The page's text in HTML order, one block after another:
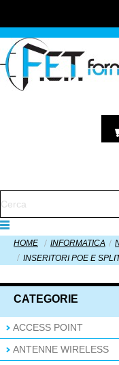
HOME INFORMATICA
INSERITORI POE E
CATEGORIE
ACCESS POINT
ANTENNE WIRELESS